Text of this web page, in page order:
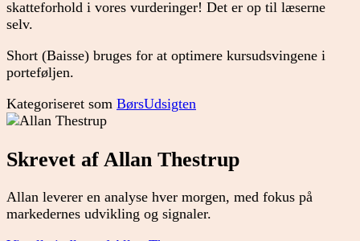
skatteforhold i vores vurderinger! Det er op til læserne
selv.
Short (Baisse) bruges for at optimere kursudsvingene i
porteføljen.
Kategoriseret som BørsUdsigten
Skrevet af Allan Thestrup
Allan leverer en analyse hver morgen, med fokus på
markedernes udvikling og signaler.